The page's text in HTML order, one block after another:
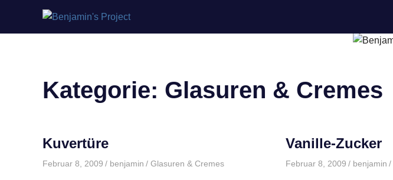
Kategorie: Glasuren & Cremes
Kuvertüre
Februar 8, 2009 benjamin Glasuren & Cremes
Vanille-Zucker
Februar 8, 2009 benjamin